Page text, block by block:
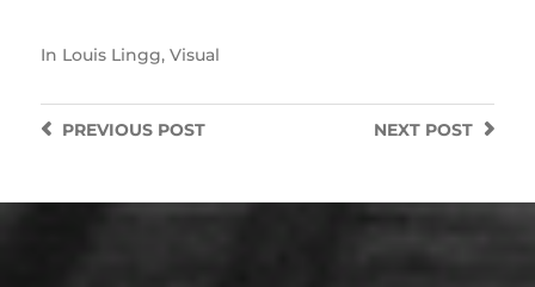
In Louis Lingg, Visual
NEXT POST
PREVIOUSPOST